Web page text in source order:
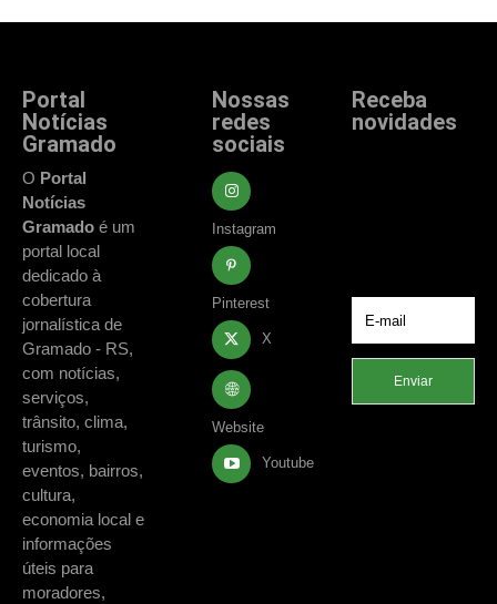
Portal
Notícias
Gramado
O Portal
Notícias
Gramado é um
portal local
dedicado à
cobertura
jornalística de
Gramado - RS,
com notícias,
serviços,
trânsito, clima,
turismo,
eventos, bairros,
cultura,
economia local e
informações
úteis para
moradores,
Nossas
redes
sociais
Instagram
Pinterest
X
Website
Youtube
Receba
novidades
Enviar